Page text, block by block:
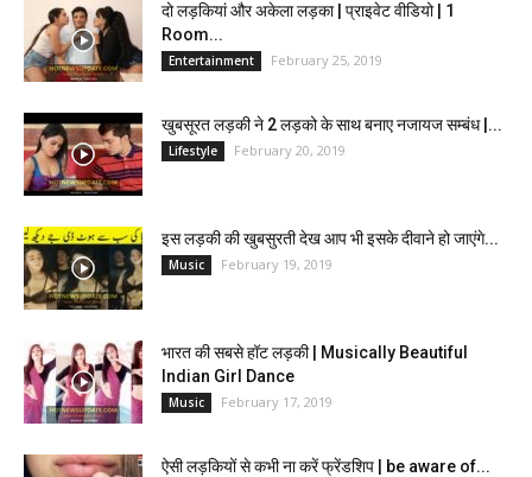
दो लड़कियां और अकेला लड़का | प्राइवेट वीडियो | 1
Room...
Entertainment February 25, 2019
खुबसूरत लड़की ने 2 लड़को के साथ बनाए नजायज सम्बंध |...
Lifestyle February 20, 2019
इस लड़की की खुबसुरती देख आप भी इसके दीवाने हो जाएंगे...
Music February 19, 2019
भारत की सबसे हॉट लड़की | Musically Beautiful
Indian Girl Dance
Music February 17, 2019
ऐसी लड़कियों से कभी ना करें फ्रेंडशिप | be aware of...